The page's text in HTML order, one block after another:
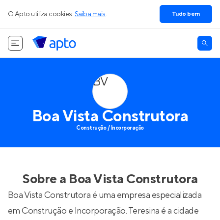
O Apto utiliza cookies. Saiba mais. Tudo bem
BV
Boa Vista Construtora
Construção / Incorporação
Sobre a Boa Vista Construtora
Boa Vista Construtora é uma empresa especializada
em Construção e Incorporação. Teresina é a cidade